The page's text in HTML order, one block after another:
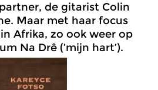
de gitarist Colin
Maar met haar focus
Afrika, zo ook weer op
Na Drê (’mijn hart’).